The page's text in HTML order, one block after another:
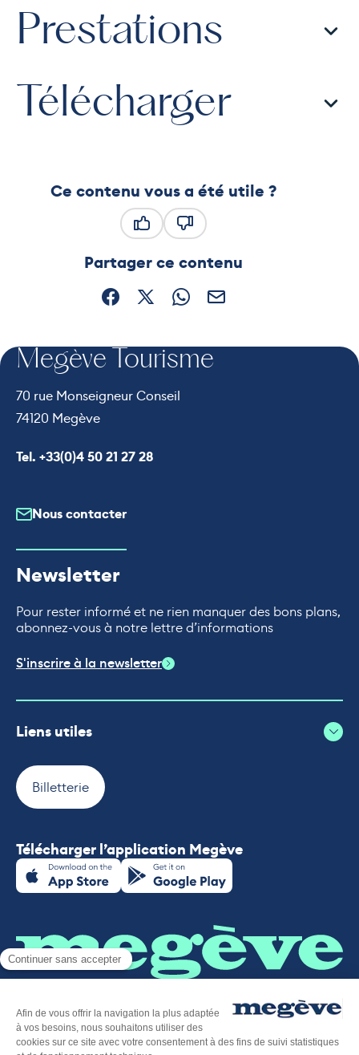
Prestations
Télécharger
Ce contenu vous a été utile ?
Partager ce contenu
Partager sur Facebook (nouvelle fenêtre)
Partager sur X / Twitter (nouvelle
Partager sur WhatsApp
Partager par mail
Megève Tourisme
70 rue Monseigneur Conseil
74120 Megève
Appeler le
Tel. +33(0)4 50 21 27 28
Nous contacter
Newsletter
Pour rester informé et ne rien manquer des bons plans,
abonnez-vous à notre lettre d’informations
S'inscrire à la newsletter
Liens utiles
Billetterie
Télécharger l’application Megève
Plan du site -Mentions légales-
Politique de confidentialité-Déclaration d’accessibilité
Megève tourisme